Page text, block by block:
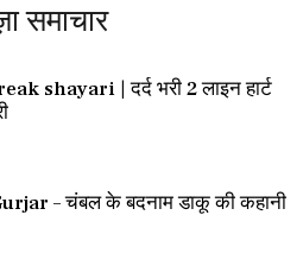
समाचार
shayari | दर्द भरी 2 लाइन हार्ट
– चंबल के बदनाम डाकू की कहानी